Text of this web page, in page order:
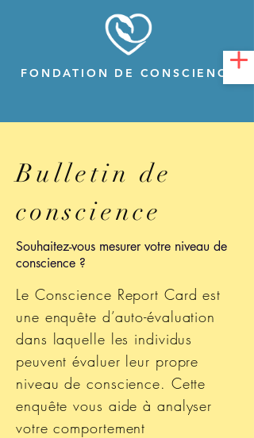
FONDATION DE CONSCIENCE
Bulletin de
conscience
Souhaitez-vous mesurer votre niveau de
conscience ?
Le Conscience Report Card est
une enquête d’auto-évaluation
dans laquelle les individus
peuvent évaluer leur propre
niveau de conscience. Cette
enquête vous aide à analyser
votre comportement